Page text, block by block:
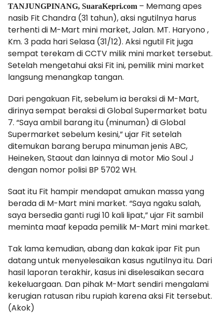
TANJUNGPINANG, SuaraKepri.com – Memang apes
nasib Fit Chandra (31 tahun), aksi ngutilnya harus
terhenti di M-Mart mini market, Jalan. MT. Haryono ,
Km. 3 pada hari Selasa (31/12). Aksi ngutil Fit juga
sempat terekam di CCTV milik mini market tersebut.
Setelah mengetahui aksi Fit ini, pemilik mini market
langsung menangkap tangan.
Dari pengakuan Fit, sebelum ia beraksi di M-Mart,
dirinya sempat beraksi di Global Supermarket batu
7. “Saya ambil barang itu (minuman) di Global
Supermarket sebelum kesini,” ujar Fit setelah
ditemukan barang berupa minuman jenis ABC,
Heineken, Staout dan lainnya di motor Mio Soul J
dengan nomor polisi BP 5702 WH.
Saat itu Fit hampir mendapat amukan massa yang
berada di M-Mart mini market. “Saya ngaku salah,
saya bersedia ganti rugi 10 kali lipat,” ujar Fit sambil
meminta maaf kepada pemilik M-Mart mini market.
Tak lama kemudian, abang dan kakak ipar Fit pun
datang untuk menyelesaikan kasus ngutilnya itu. Dari
hasil laporan terakhir, kasus ini diselesaikan secara
kekeluargaan. Dan pihak M-Mart sendiri mengalami
kerugian ratusan ribu rupiah karena aksi Fit tersebut.
(Akok)